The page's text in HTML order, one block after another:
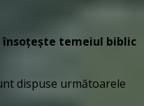
temeiul biblic
dispuse următoarele